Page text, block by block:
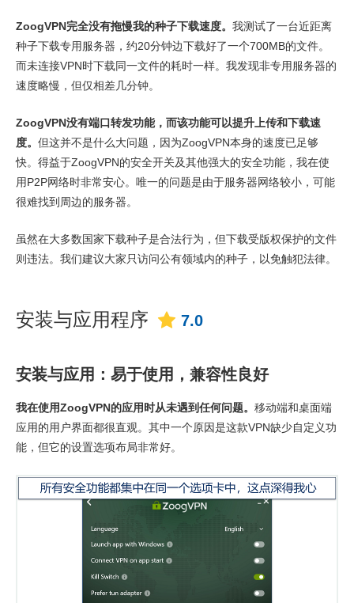
ZoogVPN完全没有拖慢我的种子下载速度。 我测试了一台近距离
种子下载专用服务器，约20分钟边下载好了一个700MB的文件。
而未连接VPN时下载同一文件的耗时一样。我发现非专用服务器的
速度略慢，但仅相差几分钟。
ZoogVPN没有端口转发功能，而该功能可以提升上传和下载速
度。 但这并不是什么大问题，因为ZoogVPN本身的速度已足够
快。得益于ZoogVPN的安全开关及其他强大的安全功能，我在使
用P2P网络时非常安心。唯一的问题是由于服务器网络较小，可能
很难找到周边的服务器。
虽然在大多数国家下载种子是合法行为，但下载受版权保护的文件
则违法。我们建议大家只访问公有领域内的种子，以免触犯法律。
安装与应用程序 7.0
安装与应用：易于使用，兼容性良好
我在使用ZoogVPN的应用时从未遇到任何问题。 移动端和桌面端
应用的用户界面都很直观。其中一个原因是这款VPN缺少自定义功
能，但它的设置选项布局非常好。